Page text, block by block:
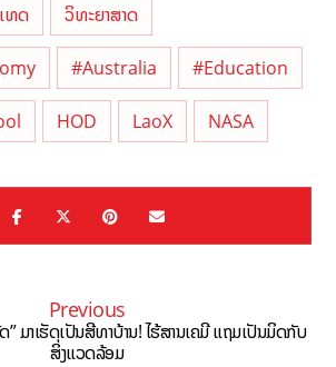
ທດ ວິທະຍາສາດ
#Australia #Education
HOD LaoX NASA
Previous
” ມາເຮັດເປັນສີທາບ້ານ! ໄຮ້ສານເຄມີ ແຖມເປັນມິດກັບ
ສິ່ງແວດລ້ອມ